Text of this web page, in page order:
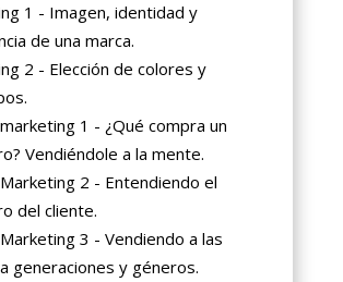
1 - Imagen, identidad y
de una marca.
2 - Elección de colores y
1 - ¿Qué compra un
Vendiéndole a la mente.
2 - Entendiendo el
del cliente.
3 - Vendiendo a las
generaciones y géneros.